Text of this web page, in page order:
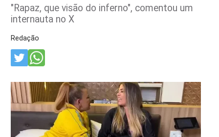
"Rapaz, que visão do inferno", comentou um
internauta no X
Redação